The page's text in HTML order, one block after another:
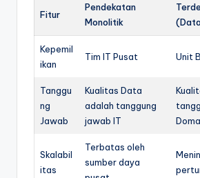
Fitur
Pendekatan
Monolitik
Kepemil
ikan
Tim IT Pusat Unit
Tanggu
ng
Jawab
Kualitas Data
adalah tanggung
jawab IT
Skalabil
itas
Terbatas oleh
sumber daya